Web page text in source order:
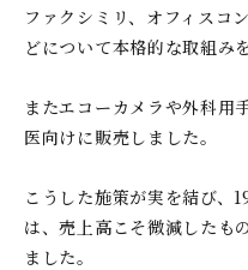
ファクシミリ、オフィスコ
どについて本格的な取組み
またエコーカメラや外科用
医向けに販売しました。
こうした施策が実を結び、
は、売上高こそ微減したも
ました。